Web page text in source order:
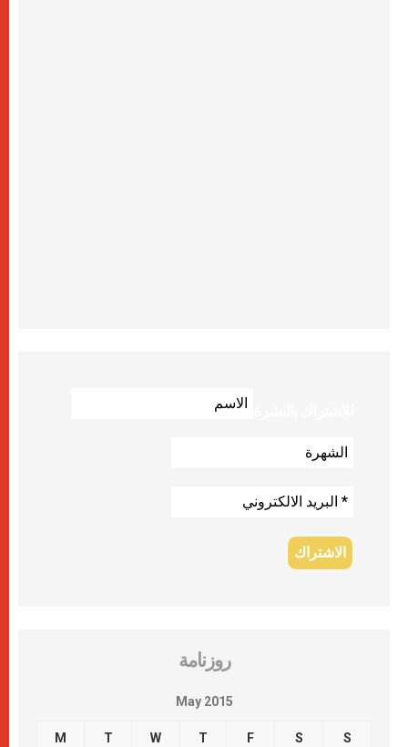
روزنامة
May 2015
M T W T F S S